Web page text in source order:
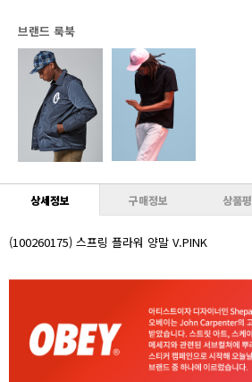
17,542원 (추가할인 2% / 추가적립 1%)
17,542원 (추가할인 2% / 추가적립 2%)
플래티넘
17,363원 (추가할인 3% / 추가적립 2%)
다이아몬드
VVIP
브랜드 룩북
상세정보 구매정보 상품평
(100260175) 스프링 플라워 양말 V.PINK